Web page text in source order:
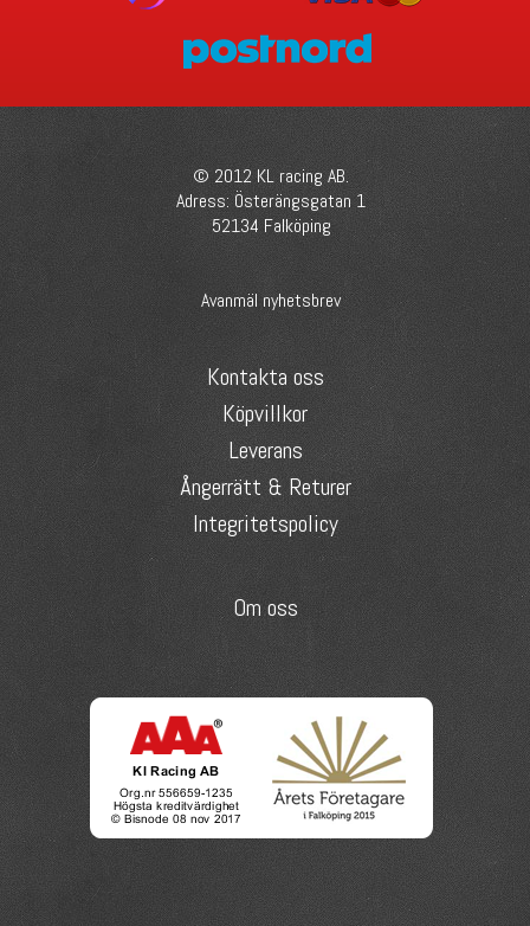
© 2012 KL racing AB.
Adress: Österängsgatan 1
52134 Falköping
Avanmäl nyhetsbrev
Kontakta oss
Köpvillkor
Leverans
Ångerrätt & Returer
Integritetspolicy
Om oss